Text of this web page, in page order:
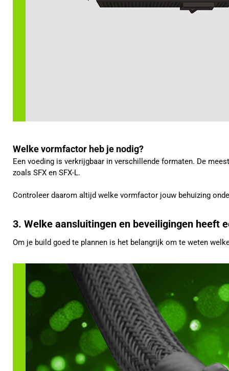
Welke vormfactor heb je nodig?
Een voeding is verkrijgbaar in verschillende formaten. De
zoals SFX en SFX-L.
Controleer daarom altijd welke vormfactor jouw behuizing
3. Welke aansluitingen en beveiligingen heeft
Om je build goed te plannen is het belangrijk om te weten